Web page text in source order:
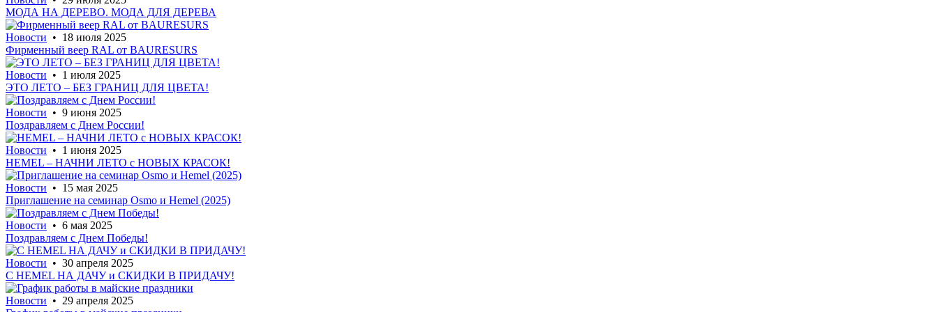
МОДА НА ДЕРЕВО. МОДА ДЛЯ ДЕРЕВА
Новости • 18 июля 2025
Фирменный веер RAL от BAURESURS
Новости • 1 июля 2025
ЭТО ЛЕТО – БЕЗ ГРАНИЦ ДЛЯ ЦВЕТА!
Новости • 9 июня 2025
Поздравляем с Днем России!
Новости • 1 июня 2025
HEMEL – НАЧНИ ЛЕТО с НОВЫХ КРАСОК!
Новости • 15 мая 2025
Приглашение на семинар Osmo и Hemel (2025)
Новости • 6 мая 2025
Поздравляем с Днем Победы!
Новости • 30 апреля 2025
С HEMEL НА ДАЧУ и СКИДКИ В ПРИДАЧУ!
Новости • 29 апреля 2025